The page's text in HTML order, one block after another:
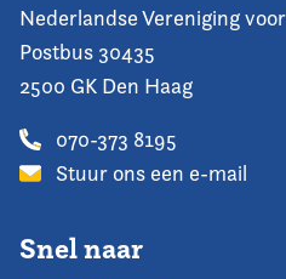
Nederlandse Vereniging
Postbus 30435
2500 GK Den Haag
070-373 8195
Stuur ons een e-mail
Snel naar